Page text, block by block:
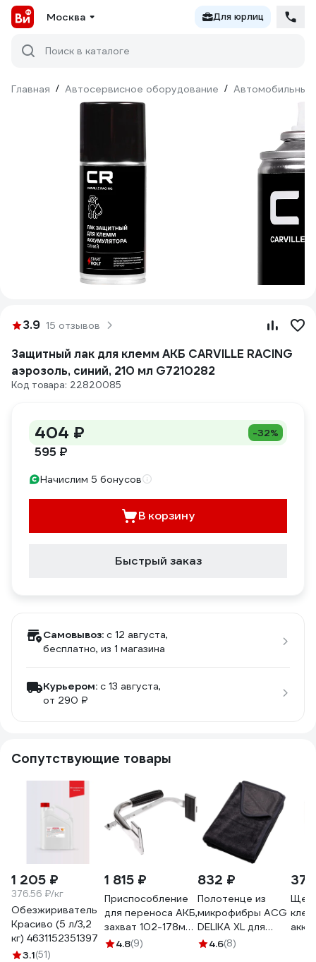
Москва Для юрлиц
Поиск в каталоге
Главная / Автосервисное оборудование / Автомобильные
3.9 15 отзывов
Защитный лак для клемм АКБ CARVILLE RACING
аэрозоль, синий, 210 мл G7210282
Код товара: 22820085
404 ₽ -32%
595 ₽
Начислим 5 бонусов
В корзину
Быстрый заказ
Самовывоз: c 12 августа,
бесплатно, из 1 магазина
Курьером: c 13 августа,
от 290 ₽
Сопутствующие товары
1 205 ₽
376.56 ₽/кг
Обезжириватель
Красиво (5 л/3,2
кг) 4631152351397
3.1(51)
1 815 ₽
Приспособление
для переноса АКБ,
захват 102-178мм
JTC -1922 694151
4.8(9)
832 ₽
Полотенце из
микрофибры ACG
DELIKA XL для
деликатной сушки
4.6(8)